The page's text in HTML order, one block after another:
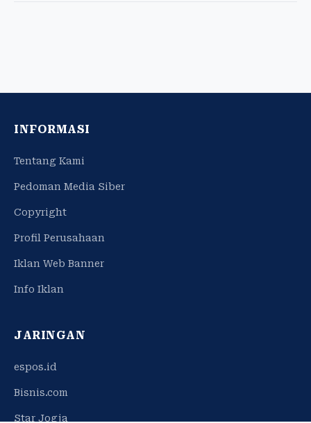
INFORMASI
Tentang Kami
Pedoman Media Siber
Copyright
Profil Perusahaan
Iklan Web Banner
Info Iklan
JARINGAN
espos.id
Bisnis.com
Star Jogja